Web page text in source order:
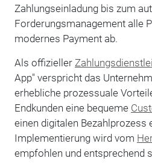
Zahlungseinladung bis zum
Forderungsmanagement alle
modernes Payment ab.
Als offizieller
App" verspricht das
erhebliche prozessuale
Endkunden eine bequeme
einen digitalen Bezahlprozess
Implementierung wird vom
empfohlen und entsprechend